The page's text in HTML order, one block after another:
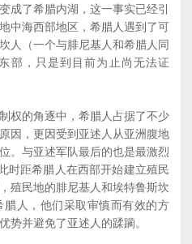
成了希腊内湖，这一事实已经引
中海西部地区，希腊人遇到了可
人（一个与腓尼基人和希腊人同
部，只是到目前为止尚无法证
的角逐中，希腊人占据了不少
因，更因受到亚述人从亚洲腹地
。与亚述军队最后的也是最激烈
时距希腊人在西部开始建立殖民
殖民地的腓尼基人和埃特鲁斯坎
腊人，他们采取审慎而有效的方
势并避免了亚述人的蹂躏。